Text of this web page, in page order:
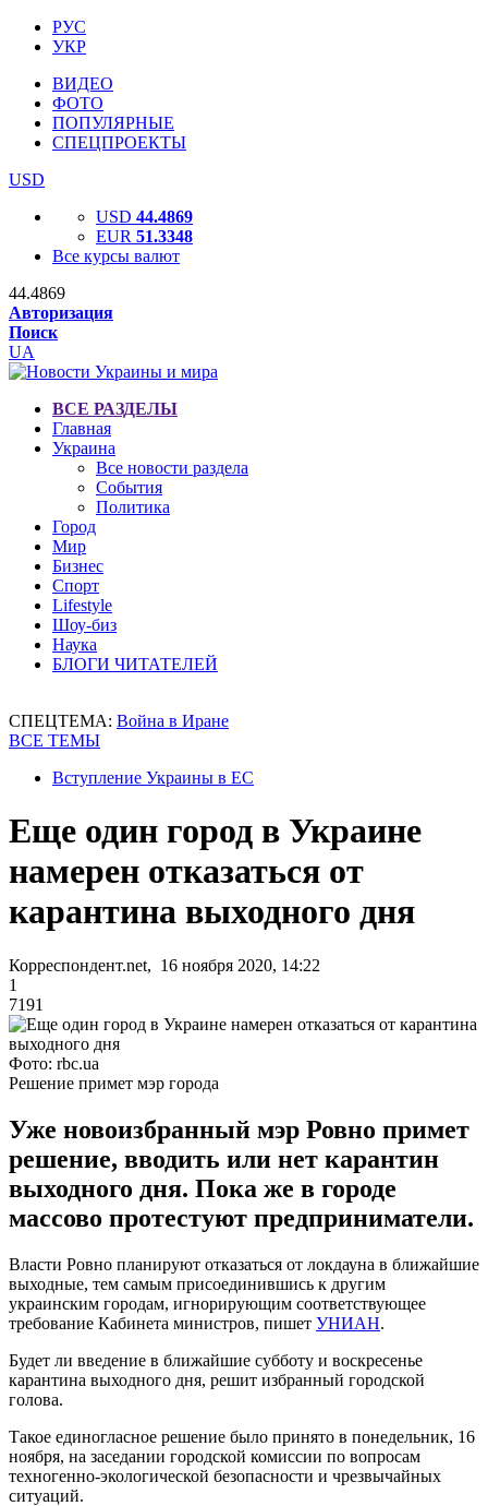
РУС
УКР
ВИДЕО
ФОТО
ПОПУЛЯРНЫЕ
СПЕЦПРОЕКТЫ
USD
USD 44.4869
EUR 51.3348
Все курсы валют
44.4869
Авторизация
Поиск
UA
ВСЕ РАЗДЕЛЫ
Главная
Украина
Все новости раздела
События
Политика
Город
Мир
Бизнес
Спорт
Lifestyle
Шоу-биз
Наука
БЛОГИ ЧИТАТЕЛЕЙ
СПЕЦТЕМА: Война в Иране
ВСЕ ТЕМЫ
Вступление Украины в ЕС
Еще один город в Украине
намерен отказаться от
карантина выходного дня
Корреспондент.net, 16 ноября 2020, 14:22
1
7191
Фото: rbc.ua
Решение примет мэр города
Уже новоизбранный мэр Ровно примет
решение, вводить или нет карантин
выходного дня. Пока же в городе
массово протестуют предприниматели.
Власти Ровно планируют отказаться от локдауна в ближайшие
выходные, тем самым присоединившись к другим
украинским городам, игнорирующим соответствующее
требование Кабинета министров, пишет УНИАН.
Будет ли введение в ближайшие субботу и воскресенье
карантина выходного дня, решит избранный городской
голова.
Такое единогласное решение было принято в понедельник, 16
ноября, на заседании городской комиссии по вопросам
техногенно-экологической безопасности и чрезвычайных
ситуаций.